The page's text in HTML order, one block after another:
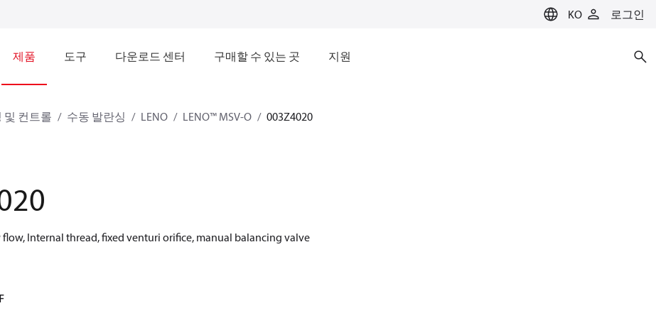
KO 로그인
제품 도구 다운로드 센터 구매할 수 있는 곳 지원
및 컨트롤 수동 발란싱 LENO LENO™ MSV-O 003Z4020
flow, Internal thread, fixed venturi orifice, manual balancing valve